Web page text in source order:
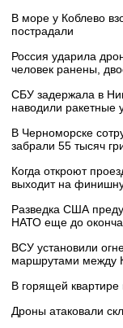
В море у Коблево
пострадали
Россия ударила
человек ранены,
СБУ задержала в
наводили ракетные
В Черноморске
забрали 55 тысяч
Когда откроют
выходит на
Разведка США
НАТО еще до
ВСУ установили
маршрутами между
В горящей
Дроны атаковали